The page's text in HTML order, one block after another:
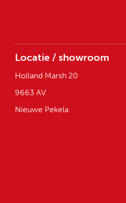
Locatie / showroom
Holland Marsh 20
9663 AV
Nieuwe Pekela